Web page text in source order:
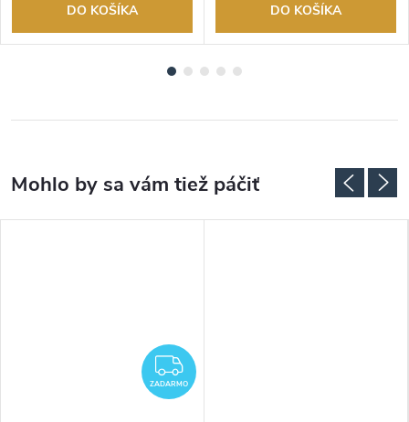
DO KOŠÍKA DO KOŠÍKA
ZADARMO
ZADARMO